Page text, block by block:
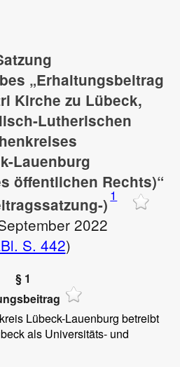
„Erhaltungsbeitrag
Kirche zu Lübeck,
Lutherischen
Lauenburg
öffentlichen Rechts)“
) 1
2022
S. 442)
§ 1
Lübeck-Lauenburg betreibt
als Universitäts- und